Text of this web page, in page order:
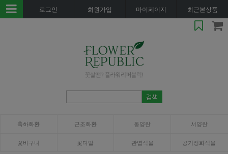
로그인 회원가입 마이페이지 최근본상품
축하화환 근조화환 동양란 서양란
꽃바구니 꽃다발 관엽식물 공기정화식물